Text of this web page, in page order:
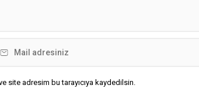
site adresim bu tarayıcıya kaydedilsin.